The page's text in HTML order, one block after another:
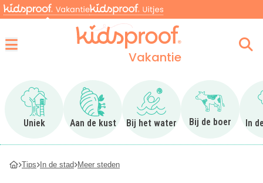
Vakantie
Uniek
Ga naar Uniek
Aan de kust
Ga naar Aan de kust
Bij het water
Ga naar Bij het water
Bij de boer
Ga naar Bij
In
Tips In de stad Meer steden